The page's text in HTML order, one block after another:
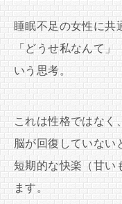
睡眠不足の女性に共
「どうせ私なんて
いう思考。
これは性格ではなく、
脳が回復していない
短期的な快楽（甘い
ます。